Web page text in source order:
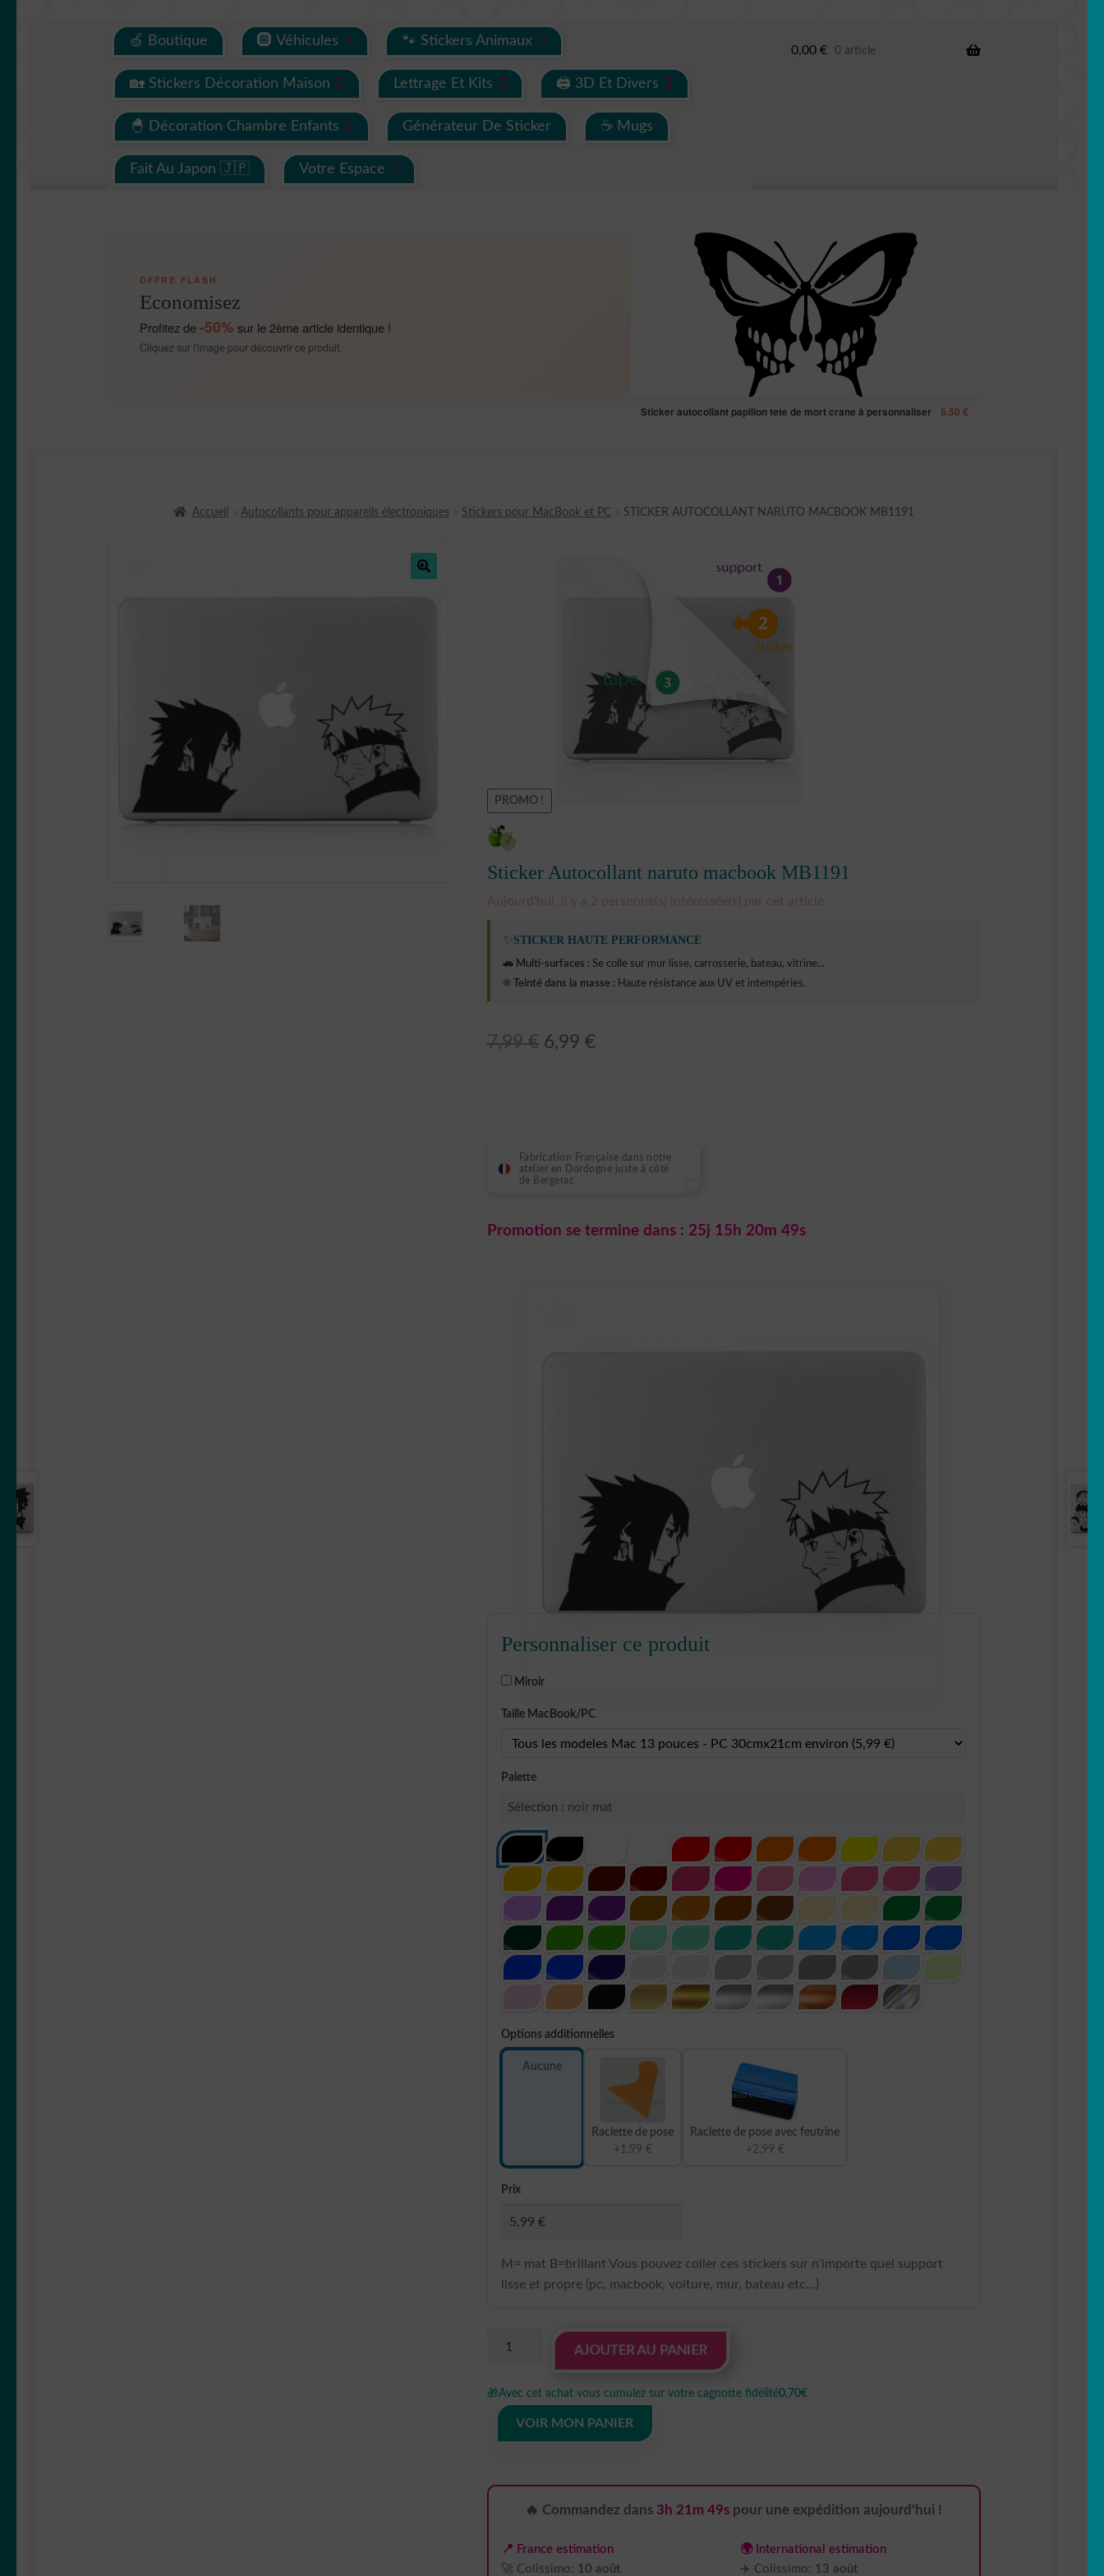
🍏 Boutique 🛞 Véhicules 🐾 Stickers Animaux
🏡 Stickers Décoration Maison Lettrage Et Kits 🖨 3D Et Divers
🐣 Décoration Chambre Enfants Générateur De Sticker ☕ Mugs
Fait Au Japon 🇯🇵 Votre Espace
0,00 € 0 article
OFFRE FLASH
Economisez
Profitez de-50% sur le 2ème article identique !
Cliquez sur l'image pour découvrir ce produit.
Sticker autocollant papillon tete de mort crane à personnaliser 5,50 €
Accueil Autocollants pour appareils électroniques Stickers pour MacBook et PC STICKER AUTOCOLLANT NARUTO MACBOOK MB1191
PROMO !
Sticker Autocollant naruto macbook MB1191
Aujourd'hui, il y a 2 personne(s) intéressée(s) par cet article.
STICKER HAUTE PERFORMANCE
🚗 Multi-surfaces : Se colle sur mur lisse, carrosserie, bateau, vitrine...
☀️ Teinté dans la masse : Haute résistance aux UV et intempéries.
7,99€ Le
7,99 €.
6,99 €Le
6,99 €.
Fabrication Française dans notre
atelier en Dordogne juste à côté
de Bergerac
Promotion se termine dans : 25j 15h 20m 48s
Personnaliser ce produit
Miroir
Taille MacBook/PC
Palette
Sélection : noir mat
Options additionnelles
Aucune
Raclette de pose
+1,99 €
Raclette de pose avec feutrine
+2,99 €
Prix
M= mat B=brillant Vous pouvez coller ces stickers sur n'importe quel support
lisse et propre (pc, macbook, voiture, mur, bateau etc...)
Autocollant
naruto
macbook
AJOUTER AU PANIER
🎁Avec cet achat vous cumulez sur votre cagnotte fidélité0,70€
VOIR MON PANIER
🔥 Commandez dans 3h 21m 47s pour une expédition aujourd'hui !
📍 France estimation
🚀 Colissimo: 10 août
🌍 International estimation
✈️ Colissimo: 13 août